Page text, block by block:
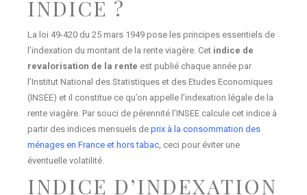
INDICE ?
La loi 49-420 du 25 mars 1949 pose les principes essentiels de
l’indexation du montant de la rente viagère. Cet indice de
revalorisation de la rente est publié chaque année par
l’Institut National des Statistiques et des Etudes Economiques
(INSEE) et il constitue ce qu’on appelle l’indexation légale de la
rente viagère. Par souci de pérennité l’INSEE calcule cet indice à
partir des indices mensuels deprix à la consommation des
ménages en France et hors tabac , ceci pour éviter une
éventuelle volatilité.
INDICE D’INDEXATION